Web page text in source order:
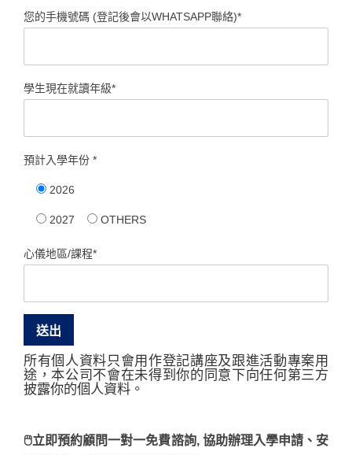
您的手機號碼 (登記後會以WHATSAPP聯絡)*
學生現在就讀年級*
預計入學年份 *
2026
2027 OTHERS
心儀地區/課程*
所有個人資料只會用作登記講座及跟進活動專案用
途，本公司不會在未得到你的同意下向任何第三方
披露你的個人資料。
🖱立即預約顧問一對一免費諮詢, 協助辦理入學申請、安